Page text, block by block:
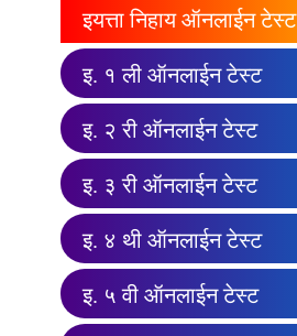
इयत्ता निहाय ऑनलाईन टेस्ट
इ. १ ली ऑनलाईन टेस्ट
इ. २ री ऑनलाईन टेस्ट
इ. ३ री ऑनलाईन टेस्ट
इ. ४ थी ऑनलाईन टेस्ट
इ. ५ वी ऑनलाईन टेस्ट